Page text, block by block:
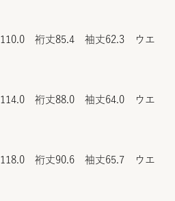
裄丈85.4 袖丈62.3 ウエ
裄丈88.0 袖丈64.0 ウエ
裄丈90.6 袖丈65.7 ウエ